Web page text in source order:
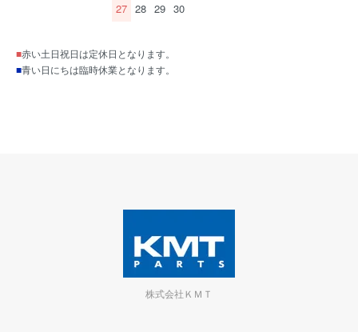
27 28 29 30
■赤い土日祝日は定休日となります。
■青い日にちは臨時休業となります。
株式会社ＫＭＴ